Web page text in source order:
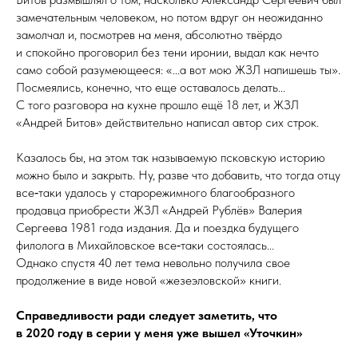
замечательным человеком, но потом вдруг он неожиданно
замолчал и, посмотрев на меня, абсолютно твёрдо
и спокойно проговорил без тени иронии, выдал как нечто
само собой разумеющееся: «...а вот мою ЖЗЛ напишешь ты».
Посмеялись, конечно, что еще оставалось делать...
С того разговора на кухне прошло ещё 18 лет, и ЖЗЛ
«Андрей Битов» действительно написал автор сих строк.
Казалось бы, на этом так называемую псковскую историю
можно было и закрыть. Ну, разве что добавить, что тогда отцу
все‑таки удалось у старорежимного благо­образ­но­го
продавца приобрести ЖЗЛ «Андрей Рублёв» Валерия
Сергеева 1981 года издания. Да и поездка будущего
филолога в Михайловское все‑таки состоялась...
Однако спустя 40 лет тема невольно получила свое
продолжение в виде новой «же­зе­элов­ской» книги.
Справедливости ради следует заметить, что
в 2020 году в серии у меня уже вышел «Уточкин»